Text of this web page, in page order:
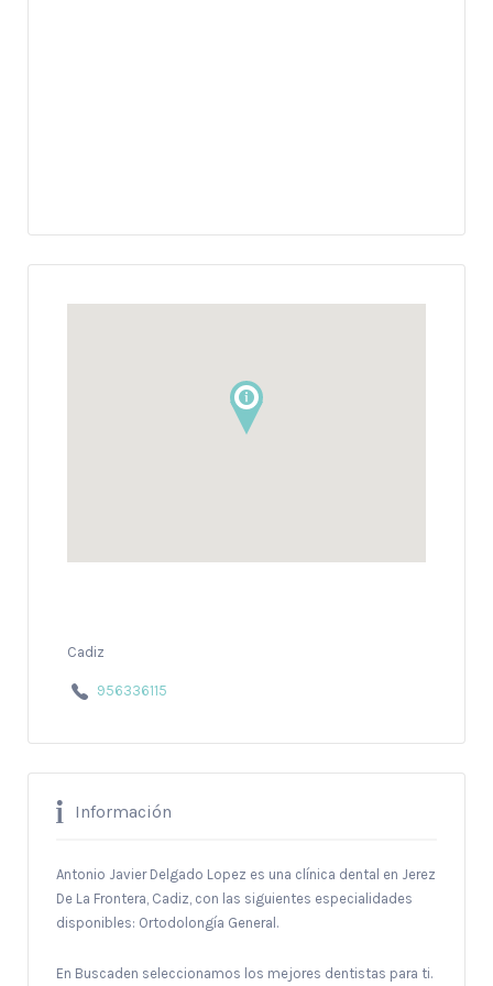
Cadiz
956336115
Información
Antonio Javier Delgado Lopez es una clínica dental en Jerez
De La Frontera, Cadiz, con las siguientes especialidades
disponibles: Ortodolongía General.
En Buscaden seleccionamos los mejores dentistas para ti.